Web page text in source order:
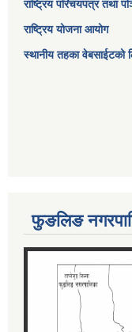
राष्ट्रिय परिचयपत्र तथा
राष्ट्रिय योजना आयोग
स्थानीय तहका
फुङलिङ